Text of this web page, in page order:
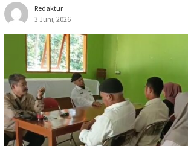
Redaktur
3 Juni, 2026